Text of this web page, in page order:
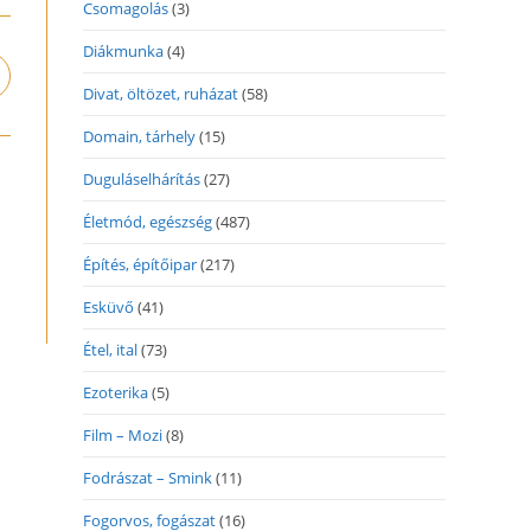
Csomagolás(3)
Diákmunka(4)
Divat, öltözet, ruházat(58)
Domain, tárhely(15)
Duguláselhárítás(27)
Életmód, egészség(487)
Építés, építőipar(217)
Esküvő (41)
Étel, ital(73)
Ezoterika(5)
Film – Mozi(8)
Fodrászat – Smink(11)
Fogorvos, fogászat(16)